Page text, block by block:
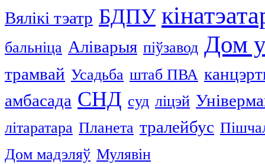
Вялікі тэатр БДПУ
бальніца Аліварыя піўзавод Дом
трамвай Усадьба штаб ПВА
амбасада СНД суд ліцэй
літаратара Планета тралейбус
Дом мадэляў Мулявін